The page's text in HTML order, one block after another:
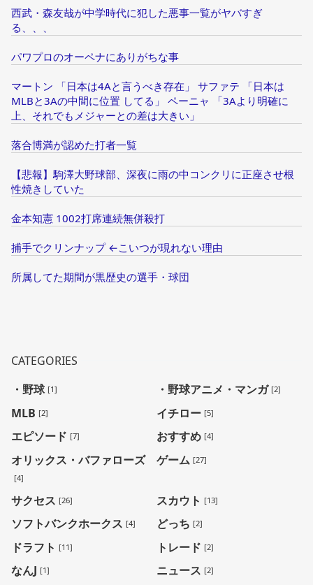
西武・森友哉が中学時代に犯した悪事一覧がヤバすぎ
る、、、
パワプロのオーペナにありがちな事
マートン 「日本は4Aと言うべき存在」 サファテ 「日本は
MLBと3Aの中間に位置 してる」 ペーニャ 「3Aより明確に
上、それでもメジャーとの差は大きい」
落合博満が認めた打者一覧
【悲報】駒澤大野球部、深夜に雨の中コンクリに正座させ根
性焼きしていた
金本知憲 1002打席連続無併殺打
捕手でクリンナップ ←こいつが現れない理由
所属してた期間が黒歴史の選手・球団
CATEGORIES
・野球 [1] ・野球アニメ・マンガ [2]
MLB [2] イチロー [5]
エピソード [7] おすすめ [4]
オリックス・バファローズ
[4]
ゲーム [27]
サクセス [26] スカウト [13]
ソフトバンクホークス [4] どっち [2]
ドラフト [11] トレード [2]
なんJ [1] ニュース [2]